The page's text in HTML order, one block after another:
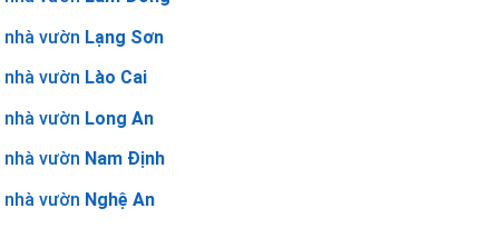
nhà vườn Lạng Sơn
nhà vườn Lào Cai
nhà vườn Long An
nhà vườn Nam Định
nhà vườn Nghệ An